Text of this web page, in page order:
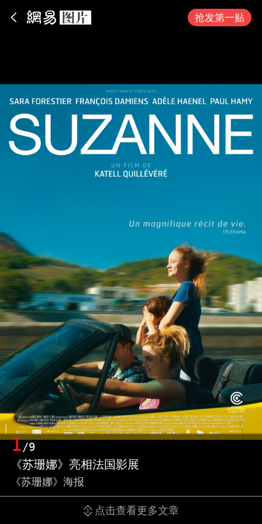
抢发第一贴
1/9
《苏珊娜》亮相法国影展
《苏珊娜》海报
点击查看更多文章